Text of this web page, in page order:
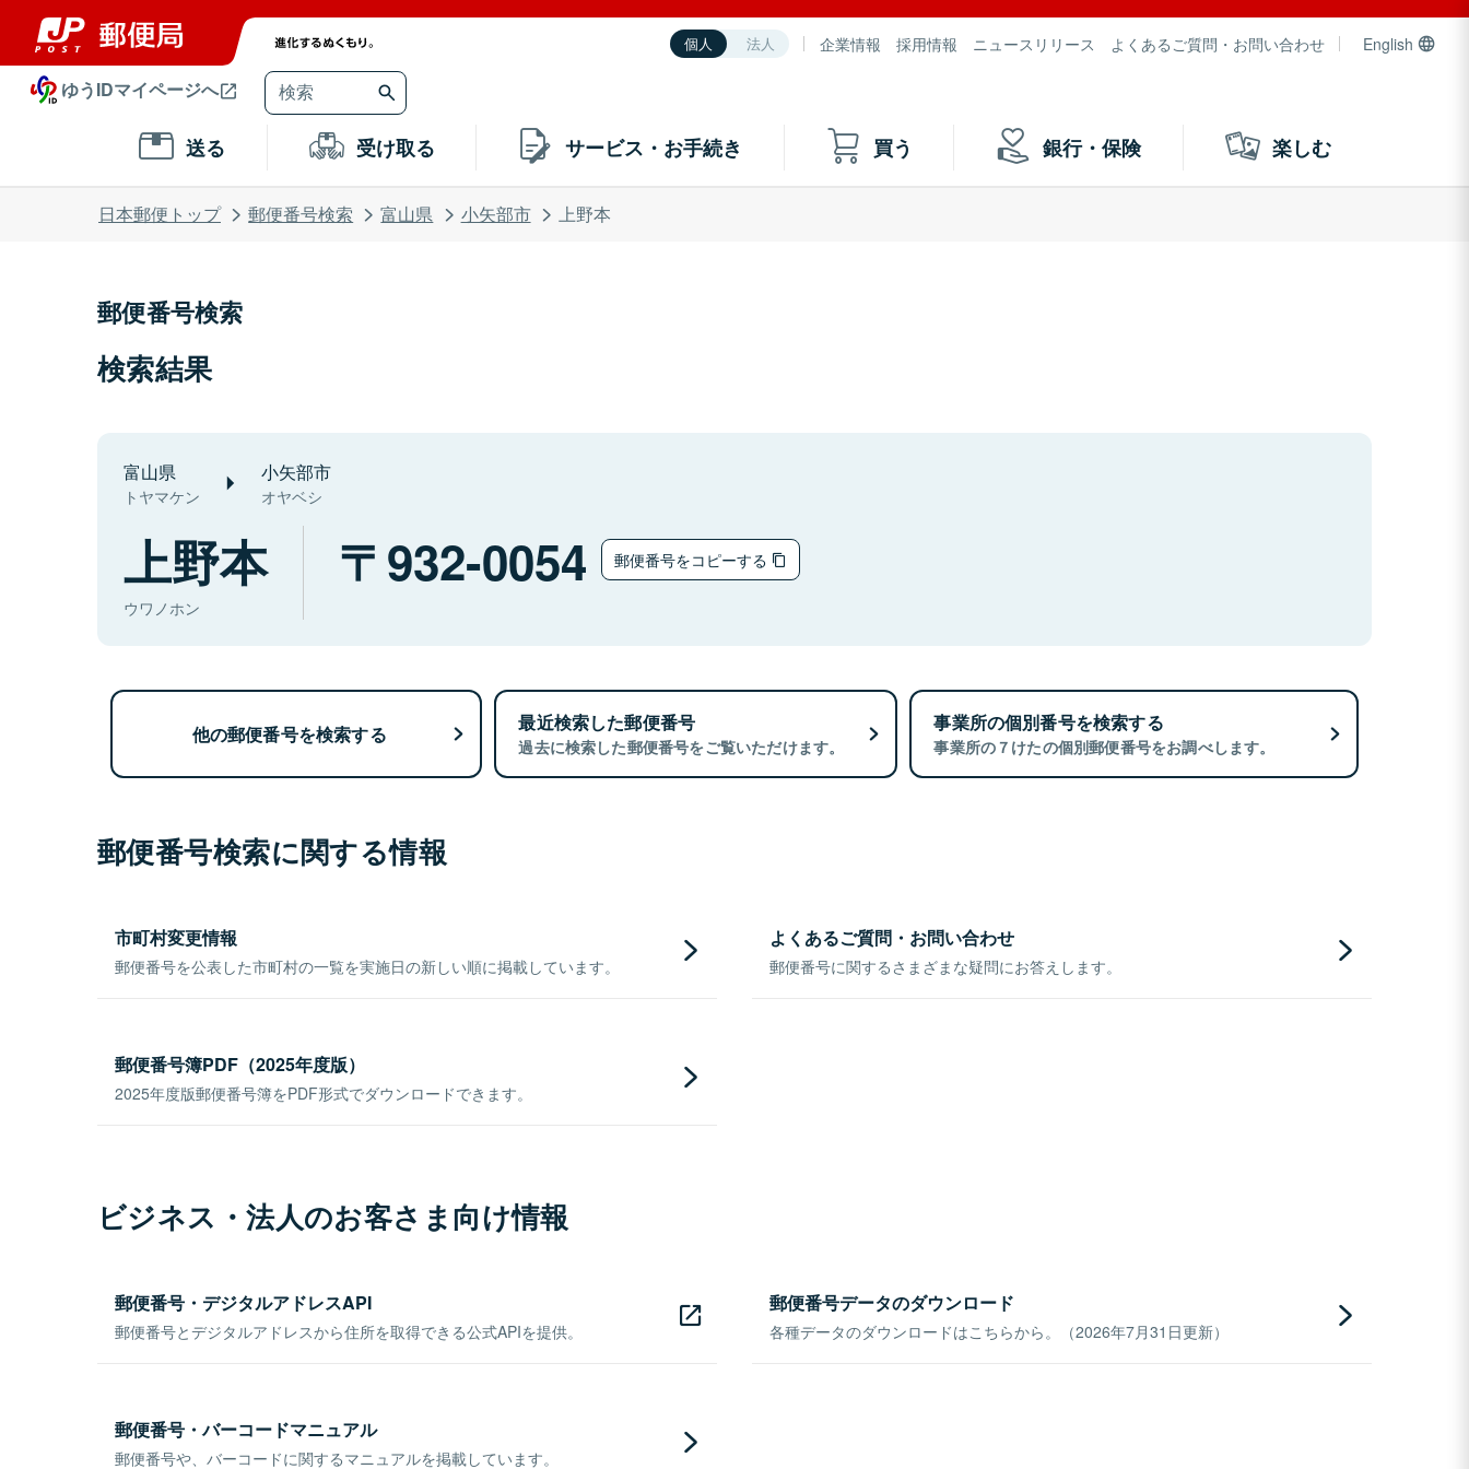
個人 法人 企業情報 採用情報 ニュースリリース よくあるご質問・お問い合わせ English
ゆうIDマイページへ
送る 受け取る サービス・お手続き 買う 銀行・保険 楽しむ
日本郵便トップ 郵便番号検索 富山県 小矢部市 上野本
郵便番号検索
検索結果
富山県
トヤマケン
小矢部市
オヤベシ
上野本
ウワノホン
932-0054 郵便番号をコピーする
他の郵便番号を検索する 最近検索した郵便番号
過去に検索した郵便番号をご覧いただけます。
事業所の個別番号を検索する
事業所の７けたの個別郵便番号をお調べします。
郵便番号検索に関する情報
市町村変更情報
郵便番号を公表した市町村の一覧を実施日の新しい順に掲載しています。
よくあるご質問・お問い合わせ
郵便番号に関するさまざまな疑問にお答えします。
郵便番号簿PDF（2025年度版）
2025年度版郵便番号簿をPDF形式でダウンロードできます。
ビジネス・法人のお客さま向け情報
郵便番号・デジタルアドレスAPI
郵便番号とデジタルアドレスから住所を取得できる公式APIを提供。
郵便番号データのダウンロード
各種データのダウンロードはこちらから。（2026年7月31日更新）
郵便番号・バーコードマニュアル
郵便番号や、バーコードに関するマニュアルを掲載しています。